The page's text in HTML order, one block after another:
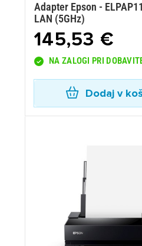
Adapter Epson -
LAN (5GHz)
145,53 €
NA ZALOGI PRI
Dodaj v